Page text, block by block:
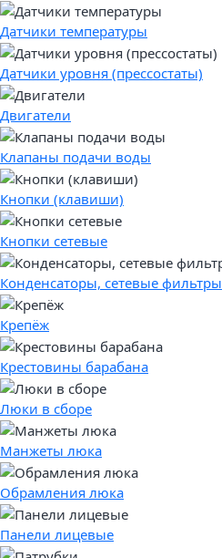
Датчики температуры
Датчики уровня (прессостаты)
Двигатели
Клапаны подачи воды
Кнопки (клавиши)
Кнопки сетевые
Конденсаторы, сетевые фильтры
Крепёж
Крестовины барабана
Люки в сборе
Манжеты люка
Обрамления люка
Панели лицевые